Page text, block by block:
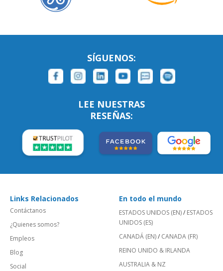
SÍGUENOS:
LEE NUESTRAS
RESEÑAS:
Links Relacionados
Contáctanos
¿Quienes somos?
Empleos
Blog
Social
En todo el mundo
ESTADOS UNIDOS (EN)/ ESTADOS
UNIDOS (ES)
CANADÁ (EN)/ CANADA (FR)
REINO UNIDO & IRLANDA
AUSTRALIA & NZ